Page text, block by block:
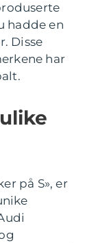
hadde en
Disse
har
på S», er